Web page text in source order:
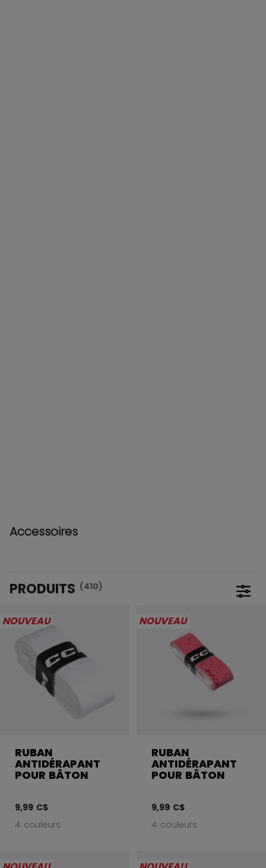
Accessoires
PRODUITS (410)
NOUVEAU
RUBAN
ANTIDÉRAPANT
POUR BÂTON
9,99 C$
4 couleurs
NOUVEAU
RUBAN
ANTIDÉRAPANT
POUR BÂTON
9,99 C$
4 couleurs